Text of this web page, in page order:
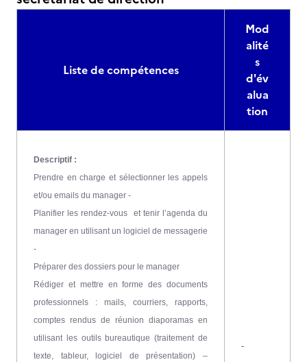
Liste de compétences
Mod
alité
s
d'év
alua
tion
Descriptif :
Prendre en charge et sélectionner les appels
et/ou emails du manager -
Planifier les rendez-vous et tenir l’agenda du
manager en utilisant un logiciel de messagerie
-
Préparer des dossiers pour le manager
Rédiger et mettre en forme des documents
professionnels : mails, courriers, rapports,
comptes rendus de réunion diaporamas en
utilisant les outils bureautique (traitement de
texte, tableur, logiciel de présentation) –
-